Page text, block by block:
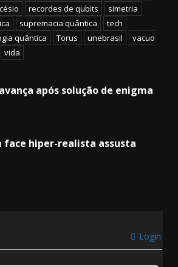
recordes de qubits
simetria
supremacia quântica
tech
quântica Torus unebrasil
vacuo
vida
após solução de enigma
face hiper-realista assusta
Login